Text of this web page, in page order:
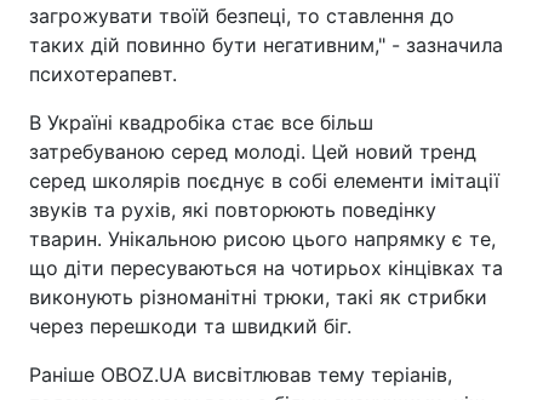
загрожувати твоїй безпеці, то ставлення до
таких дій повинно бути негативним," - зазначила
психотерапевт.
В Україні квадробіка стає все більш
затребуваною серед молоді. Цей новий тренд
серед школярів поєднує в собі елементи імітації
звуків та рухів, які повторюють поведінку
тварин. Унікальною рисою цього напрямку є те,
що діти пересуваються на чотирьох кінцівках та
виконують різноманітні трюки, такі як стрибки
через перешкоди та швидкий біг.
Раніше OBOZ.UA висвітлював тему теріанів,